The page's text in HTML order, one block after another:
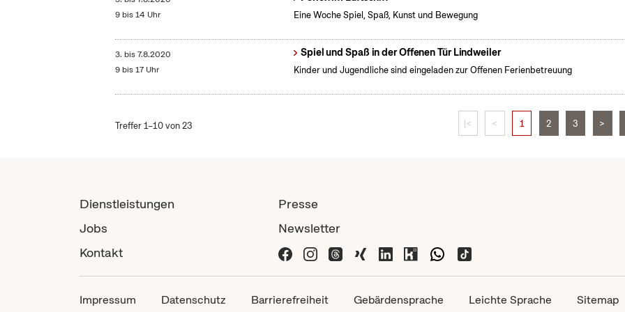
9 bis 14 Uhr
Eine Woche Spiel, Spaß, Kunst und Bewegung
3. bis7.8.2020
9 bis 17 Uhr
Spiel und Spaß in der Offenen Tür Lindweiler
Kinder und Jugendliche sind eingeladen zur Offenen Ferienbetreuung
Treffer 1–10 von 23 |< < 1 2 3 >
Dienstleistungen
Jobs
Kontakt
Presse
Newsletter
Impressum Datenschutz Barrierefreiheit Gebärdensprache Leichte Sprache Sitemap